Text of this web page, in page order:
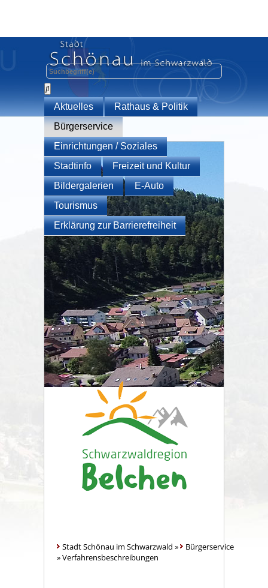
Aktuelles
Rathaus & Politik
Bürgerservice
Einrichtungen / Soziales
Stadtinfo
Freizeit und Kultur
Bildergalerien
E-Auto
Tourismus
Erklärung zur Barrierefreiheit
Stadt Schönau im Schwarzwald »
Bürgerservice
»Verfahrensbeschreibungen